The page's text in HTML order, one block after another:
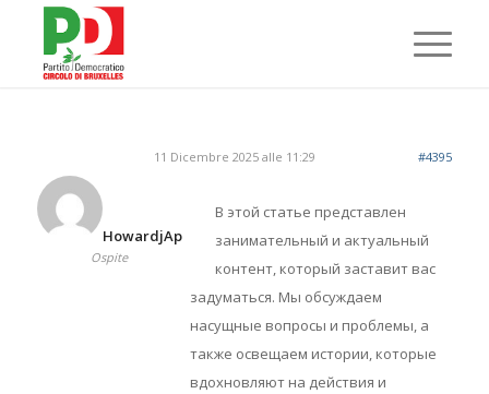
11 Dicembre 2025 alle 11:29 #4395
HowardjAp
Ospite
В этой статье представлен
занимательный и актуальный
контент, который заставит вас
задуматься. Мы обсуждаем
насущные вопросы и проблемы, а
также освещаем истории, которые
вдохновляют на действия и